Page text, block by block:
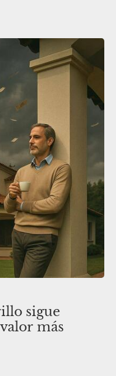
sigue
más